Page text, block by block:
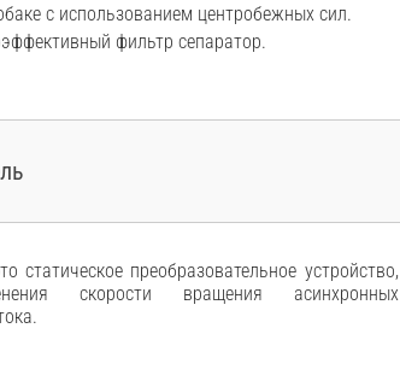
с использованием центробежных сил.
фильтр сепаратор.
статическое преобразовательное устройство,
скорости вращения асинхронных